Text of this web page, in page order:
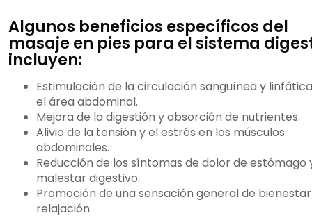
Algunos beneficios específicos del
masaje en pies para el sistema
incluyen:
Estimulación de la circulación sanguínea y
el área abdominal.
Mejora de la digestión y absorción de nutrientes.
Alivio de la tensión y el estrés en los músculos
abdominales.
Reducción de los síntomas de dolor de estómago
malestar digestivo.
Promoción de una sensación general de
relajación.